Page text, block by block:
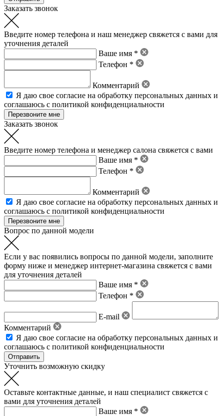
Заказать звонок
Введите номер телефона и наш менеджер свяжется с вами для
уточнения деталей
Ваше имя *
Телефон *
Комментарий
Я даю свое согласие на обработку персональных данных и
соглашаюсь с политикой конфиденциальности
Заказать звонок
Введите номер телефона и менеджер салона свяжется с вами
Ваше имя *
Телефон *
Комментарий
Я даю свое согласие на обработку персональных данных и
соглашаюсь с политикой конфиденциальности
Вопрос по данной модели
Если у вас появились вопросы по данной модели, заполните
форму ниже и менеджер интернет-магазина свяжется с вами
для уточнения деталей
Ваше имя *
Телефон *
E-mail
Комментарий
Я даю свое согласие на обработку персональных данных и
соглашаюсь с политикой конфиденциальности
Уточнить возможную скидку
Оставьте контактные данные, и наш специалист свяжется с
вами для уточнения деталей
Ваше имя *